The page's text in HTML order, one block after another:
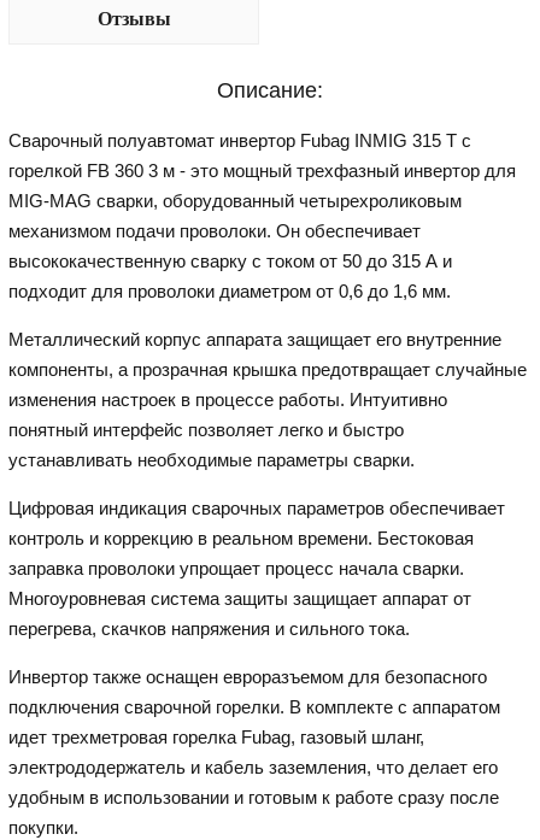
Отзывы
Описание:
Сварочный полуавтомат инвертор Fubag INMIG 315 T с
горелкой FB 360 3 м - это мощный трехфазный инвертор для
MIG-MAG сварки, оборудованный четырехроликовым
механизмом подачи проволоки. Он обеспечивает
высококачественную сварку с током от 50 до 315 А и
подходит для проволоки диаметром от 0,6 до 1,6 мм.
Металлический корпус аппарата защищает его внутренние
компоненты, а прозрачная крышка предотвращает случайные
изменения настроек в процессе работы. Интуитивно
понятный интерфейс позволяет легко и быстро
устанавливать необходимые параметры сварки.
Цифровая индикация сварочных параметров обеспечивает
контроль и коррекцию в реальном времени. Бестоковая
заправка проволоки упрощает процесс начала сварки.
Многоуровневая система защиты защищает аппарат от
перегрева, скачков напряжения и сильного тока.
Инвертор также оснащен евроразъемом для безопасного
подключения сварочной горелки. В комплекте с аппаратом
идет трехметровая горелка Fubag, газовый шланг,
электрододержатель и кабель заземления, что делает его
удобным в использовании и готовым к работе сразу после
покупки.